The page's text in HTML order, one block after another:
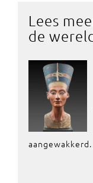
Lees
de
aangewakkerd.